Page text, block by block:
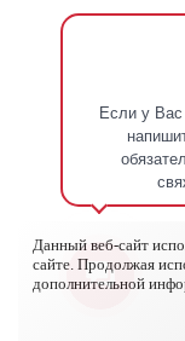
Если у
Данный веб-сайт
сайте. Продолжая
дополнительной